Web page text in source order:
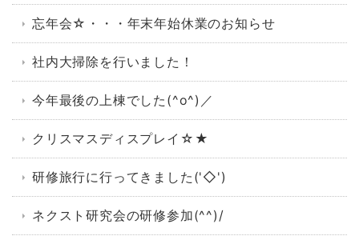
忘年会☆・・・年末年始休業のお知らせ
社内大掃除を行いました！
今年最後の上棟でした(^o^)／
クリスマスディスプレイ☆★
研修旅行に行ってきました('◇')ゞ
ネクスト研究会の研修参加(^^)/